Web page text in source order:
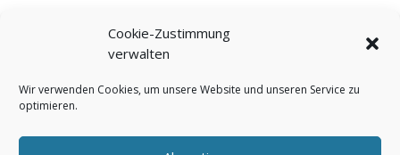
Cookie-Zustimmung
verwalten
Wir verwenden Cookies, um unsere Website und unseren Service zu
optimieren.